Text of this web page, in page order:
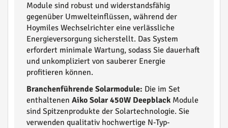
Module sind robust und widerstandsfähig
gegenüber Umwelteinflüssen, während der
Hoymiles Wechselrichter eine verlässliche
Energieversorgung sicherstellt. Das System
erfordert minimale Wartung, sodass Sie dauerhaft
und unkompliziert von sauberer Energie
profitieren können.
Branchenführende Solarmodule: Die im Set
enthaltenen Aiko Solar 450W Deepblack Module
sind Spitzenprodukte der Solartechnologie. Sie
verwenden qualitativ hochwertige N-Typ-